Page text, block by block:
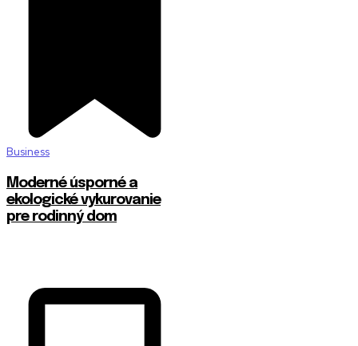
Business
Moderné úsporné a
ekologické vykurovanie
pre rodinný dom